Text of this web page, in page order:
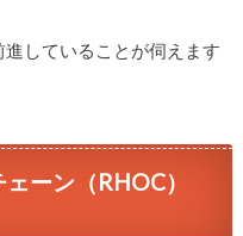
していることが伺えます
ーン（RHOC）